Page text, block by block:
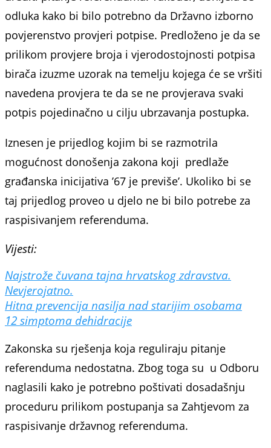
odluka kako bi bilo potrebno da Državno izborno
povjerenstvo provjeri potpise. Predloženo je da se
prilikom provjere broja i vjerodostojnosti potpisa
birača izuzme uzorak na temelju kojega će se vršiti
navedena provjera te da se ne provjerava svaki
potpis pojedinačno u cilju ubrzavanja postupka.
Iznesen je prijedlog kojim bi se razmotrila
mogućnost donošenja zakona koji predlaže
građanska inicijativa ’67 je previše’. Ukoliko bi se
taj prijedlog proveo u djelo ne bi bilo potrebe za
raspisivanjem referenduma.
Vijesti:
Najstrože čuvana tajna hrvatskog zdravstva.
Nevjerojatno.
Hitna prevencija nasilja nad starijim osobama
12 simptoma dehidracije
Zakonska su rješenja koja reguliraju pitanje
referenduma nedostatna. Zbog toga su u Odboru
naglasili kako je potrebno poštivati dosadašnju
proceduru prilikom postupanja sa Zahtjevom za
raspisivanje državnog referenduma.